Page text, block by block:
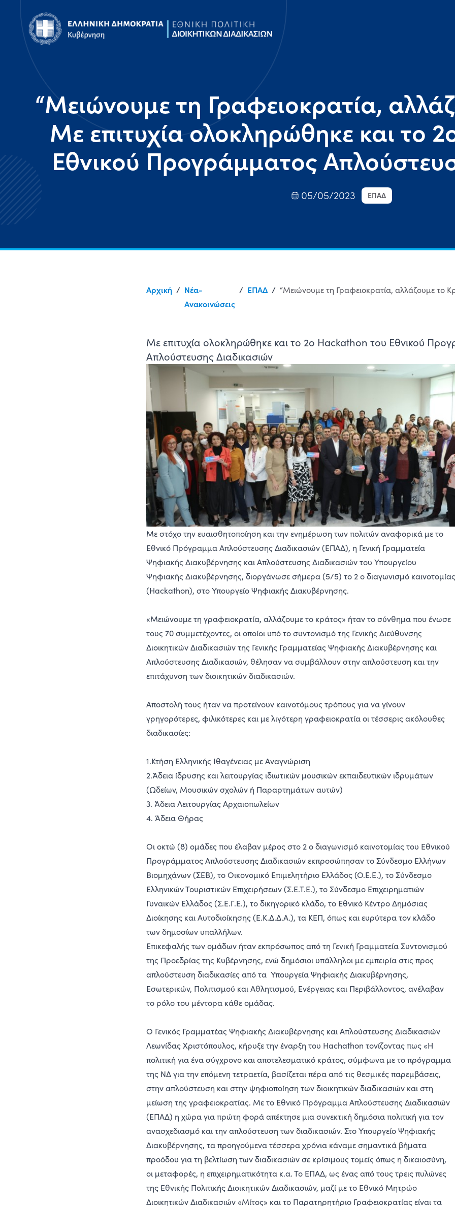
“Μειώνουμε τη Γραφειοκρατία,
Με επιτυχία ολοκληρώθηκε και το
Εθνικού Προγράμματος
05/05/2023 ΕΠΑΔ
Αρχική / Νέα-
Ανακοινώσεις
/ ΕΠΑΔ /
Με επιτυχία ολοκληρώθηκε και το 2ο Hackathon του Εθνικού
Απλούστευσης Διαδικασιών
Με στόχο την ευαισθητοποίηση και την ενημέρωση των πολιτών αναφορικά με το
Εθνικό Πρόγραμμα Απλούστευσης Διαδικασιών (ΕΠΑΔ), η Γενική Γραμματεία
Ψηφιακής Διακυβέρνησης και Απλούστευσης Διαδικασιών του Υπουργείου
Ψηφιακής Διακυβέρνησης, διοργάνωσε σήμερα (5/5) το 2 ο διαγωνισμό καινοτομίας
(Hackathon), στο Υπουργείo Ψηφιακής Διακυβέρνησης.
«Μειώνουμε τη γραφειοκρατία, αλλάζουμε το κράτος» ήταν το σύνθημα που ένωσε
τους 70 συμμετέχοντες, οι οποίοι υπό το συντονισμό της Γενικής Διεύθυνσης
Διοικητικών Διαδικασιών της Γενικής Γραμματείας Ψηφιακής Διακυβέρνησης και
Απλούστευσης Διαδικασιών, θέλησαν να συμβάλλουν στην απλούστευση και την
επιτάχυνση των διοικητικών διαδικασιών.
Αποστολή τους ήταν να προτείνουν καινοτόμους τρόπους για να γίνουν
γρηγορότερες, φιλικότερες και με λιγότερη γραφειοκρατία οι τέσσερις ακόλουθες
διαδικασίες:
1.Κτήση Ελληνικής Ιθαγένειας με Αναγνώριση
2.Άδεια ίδρυσης και λειτουργίας ιδιωτικών μουσικών εκπαιδευτικών ιδρυμάτων
(Ωδείων, Μουσικών σχολών ή Παραρτημάτων αυτών)
3. Άδεια Λειτουργίας Αρχαιοπωλείων
4. Άδεια Θήρας
Οι οκτώ (8) ομάδες που έλαβαν μέρος στο 2 ο διαγωνισμό καινοτομίας του Εθνικού
Προγράμματος Απλούστευσης Διαδικασιών εκπροσώπησαν το Σύνδεσμο Ελλήνων
Βιομηχάνων (ΣΕΒ), το Οικονομικό Επιμελητήριο Ελλάδος (Ο.Ε.Ε.), το Σύνδεσμο
Ελληνικών Τουριστικών Επιχειρήσεων (Σ.Ε.Τ.Ε.), το Σύνδεσμο Επιχειρηματιών
Γυναικών Ελλάδος (Σ.Ε.Γ.Ε.), το δικηγορικό κλάδο, το Εθνικό Κέντρο Δημόσιας
Διοίκησης και Αυτοδιοίκησης (Ε.Κ.Δ.Δ.Α.), τα ΚΕΠ, όπως και ευρύτερα τον κλάδο
των δημοσίων υπαλλήλων.
Επικεφαλής των ομάδων ήταν εκπρόσωπος από τη Γενική Γραμματεία Συντονισμού
της Προεδρίας της Κυβέρνησης, ενώ δημόσιοι υπάλληλοι με εμπειρία στις προς
απλούστευση διαδικασίες από τα Υπουργεία Ψηφιακής Διακυβέρνησης,
Εσωτερικών, Πολιτισμού και Αθλητισμού, Ενέργειας και Περιβάλλοντος, ανέλαβαν
το ρόλο του μέντορα κάθε ομάδας.
Ο Γενικός Γραμματέας Ψηφιακής Διακυβέρνησης και Απλούστευσης Διαδικασιών
Λεωνίδας Χριστόπουλος, κήρυξε την έναρξη του Hachathon τονίζοντας πως «Η
πολιτική για ένα σύγχρονο και αποτελεσματικό κράτος, σύμφωνα με το πρόγραμμα
της ΝΔ για την επόμενη τετραετία, βασίζεται πέρα από τις θεσμικές παρεμβάσεις,
στην απλούστευση και στην ψηφιοποίηση των διοικητικών διαδικασιών και στη
μείωση της γραφειοκρατίας. Με το Εθνικό Πρόγραμμα Απλούστευσης Διαδικασιών
(ΕΠΑΔ) η χώρα για πρώτη φορά απέκτησε μια συνεκτική δημόσια πολιτική για τον
ανασχεδιασμό και την απλούστευση των διαδικασιών. Στο Υπουργείο Ψηφιακής
Διακυβέρνησης, τα προηγούμενα τέσσερα χρόνια κάναμε σημαντικά βήματα
προόδου για τη βελτίωση των διαδικασιών σε κρίσιμους τομείς όπως η δικαιοσύνη,
οι μεταφορές, η επιχειρηματικότητα κ.α. Το ΕΠΑΔ, ως ένας από τους τρεις πυλώνες
της Εθνικής Πολιτικής Διοικητικών Διαδικασιών, μαζί με το Εθνικό Μητρώο
Διοικητικών Διαδικασιών «Μίτος» και το Παρατηρητήριο Γραφειοκρατίας είναι τα